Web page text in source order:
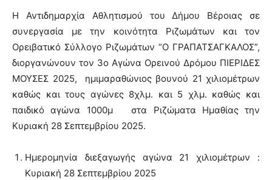
H Αντιδημαρχία Αθλητισμού του Δήμου Βέροιας σε
συνεργασία με την κοινότητα Ριζωμάτων και τον
Ορειβατικό Σύλλογο Ριζωμάτων “Ο ΓΡΑΠΑΤΣΑΓΚΑΛΟΣ”,
διοργανώνουν τον 3ο Αγώνα Ορεινού Δρόμου ΠΙΕΡΙΔΕΣ
ΜΟΥΣΕΣ 2025, ημιμαραθώνιος βουνού 21 χιλιομέτρων
καθώς και τους αγώνες 8χλμ. και 5 χλμ. καθώς και
παιδικό αγώνα 1000μ στα Ριζώματα Ημαθίας την
Κυριακή 28 Σεπτεμβρίου 2025.
Ημερομηνία διεξαγωγής αγώνα 21 χιλιομέτρων :
Κυριακή 28 Σεπτεμβρίου 2025